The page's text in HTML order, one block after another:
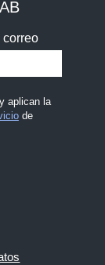
correo
aplican la
de